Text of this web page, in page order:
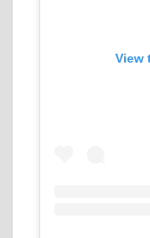
View